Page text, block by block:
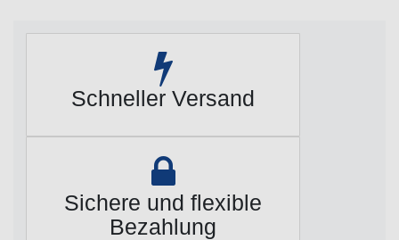
Schneller Versand
Sichere und flexible
Bezahlung